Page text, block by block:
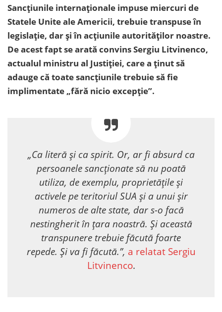
Sancțiunile internaționale impuse miercuri de
Statele Unite ale Americii, trebuie transpuse în
legislație, dar și în acțiunile autorităților noastre.
De acest fapt se arată convins Sergiu Litvinenco,
actualul ministru al Justiției, care a ținut să
adauge că toate sancțiunile trebuie să fie
implimentate „fără nicio excepție”.
„Ca literă și ca spirit. Or, ar fi absurd ca
persoanele sancționate să nu poată
utiliza, de exemplu, proprietățile și
activele pe teritoriul SUA și a unui șir
numeros de alte state, dar s-o facă
nestingherit în țara noastră. Și această
transpunere trebuie făcută foarte
repede. Și va fi făcută.”, a relatat Sergiu
Litvinenco.